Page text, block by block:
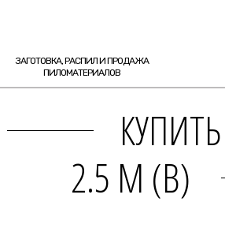
ЗАГОТОВКА, РАСПИЛ И ПРОДАЖА
ПИЛОМАТЕРИАЛОВ
2.5 М (В)